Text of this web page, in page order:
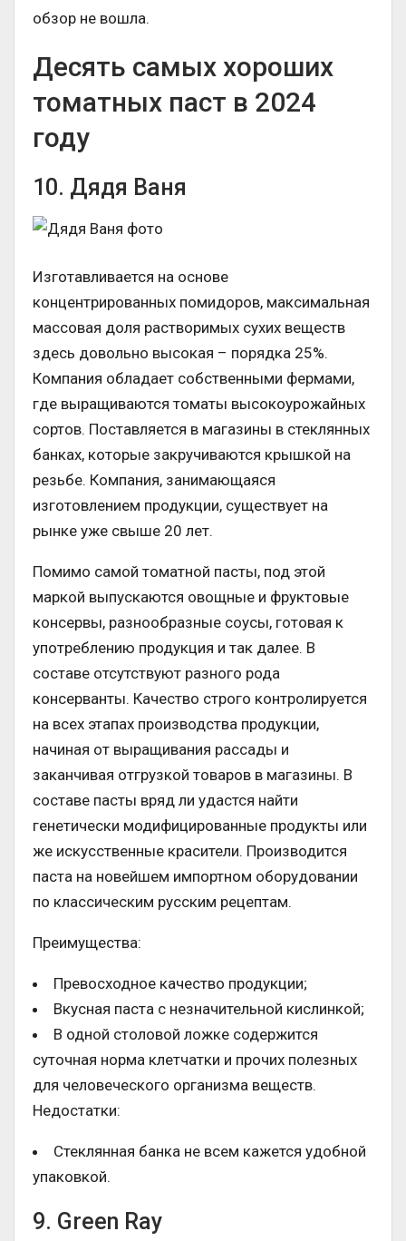
обзор не вошла.
Десять самых хороших
томатных паст в 2024
году
10. Дядя Ваня
Изготавливается на основе
концентрированных помидоров, максимальная
массовая доля растворимых сухих веществ
здесь довольно высокая – порядка 25%.
Компания обладает собственными фермами,
где выращиваются томаты высокоурожайных
сортов. Поставляется в магазины в стеклянных
банках, которые закручиваются крышкой на
резьбе. Компания, занимающаяся
изготовлением продукции, существует на
рынке уже свыше 20 лет.
Помимо самой томатной пасты, под этой
маркой выпускаются овощные и фруктовые
консервы, разнообразные соусы, готовая к
употреблению продукция и так далее. В
составе отсутствуют разного рода
консерванты. Качество строго контролируется
на всех этапах производства продукции,
начиная от выращивания рассады и
заканчивая отгрузкой товаров в магазины. В
составе пасты вряд ли удастся найти
генетически модифицированные продукты или
же искусственные красители. Производится
паста на новейшем импортном оборудовании
по классическим русским рецептам.
Преимущества:
Превосходное качество продукции;
Вкусная паста с незначительной кислинкой;
В одной столовой ложке содержится
суточная норма клетчатки и прочих полезных
для человеческого организма веществ.
Недостатки:
Стеклянная банка не всем кажется удобной
упаковкой.
9. Green Ray